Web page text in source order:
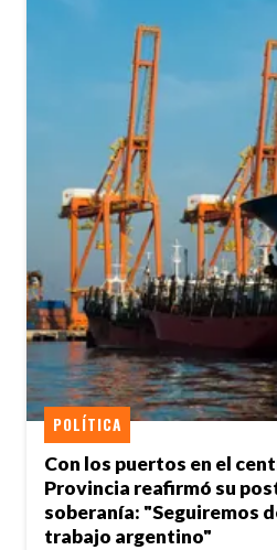
Con los puertos en el
Provincia reafirmó su
soberanía: "Seguiremos
trabajo argentino"
POLÍTICA